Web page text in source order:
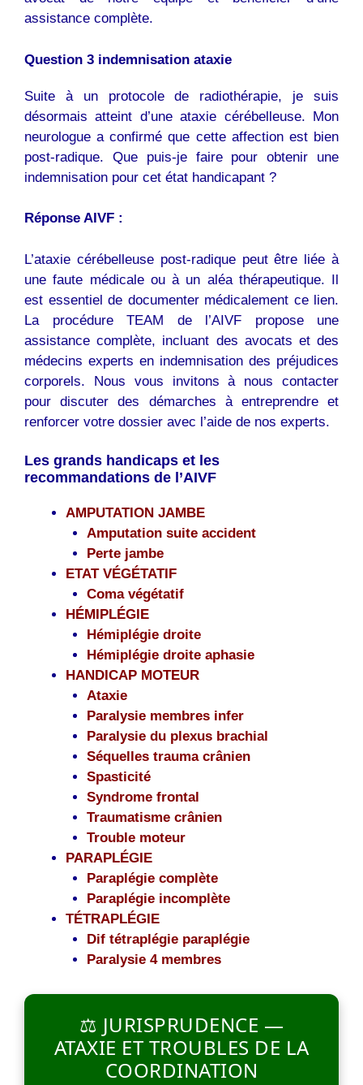
assistance complète.
Question 3 indemnisation ataxie
Suite à un protocole de radiothérapie, je suis
désormais atteint d’une ataxie cérébelleuse. Mon
neurologue a confirmé que cette affection est bien
post-radique. Que puis-je faire pour obtenir une
indemnisation pour cet état handicapant ?
Réponse AIVF :
L’ataxie cérébelleuse post-radique peut être liée à
une faute médicale ou à un aléa thérapeutique. Il
est essentiel de documenter médicalement ce lien.
La procédure TEAM de l’AIVF propose une
assistance complète, incluant des avocats et des
médecins experts en indemnisation des préjudices
corporels. Nous vous invitons à nous contacter
pour discuter des démarches à entreprendre et
renforcer votre dossier avec l’aide de nos experts.
Les grands handicaps et les
recommandations de l’AIVF
AMPUTATION JAMBE
Amputation suite accident
Perte jambe
ETAT VÉGÉTATIF
Coma végétatif
HÉMIPLÉGIE
Hémiplégie droite
Hémiplégie droite aphasie
HANDICAP MOTEUR
Ataxie
Paralysie membres infer
Paralysie du plexus brachial
Séquelles trauma crânien
Spasticité
Syndrome frontal
Traumatisme crânien
Trouble moteur
PARAPLÉGIE
Paraplégie complète
Paraplégie incomplète
TÉTRAPLÉGIE
Dif tétraplégie paraplégie
Paralysie 4 membres
⚖️ JURISPRUDENCE —
ATAXIE ET TROUBLES DE LA
COORDINATION